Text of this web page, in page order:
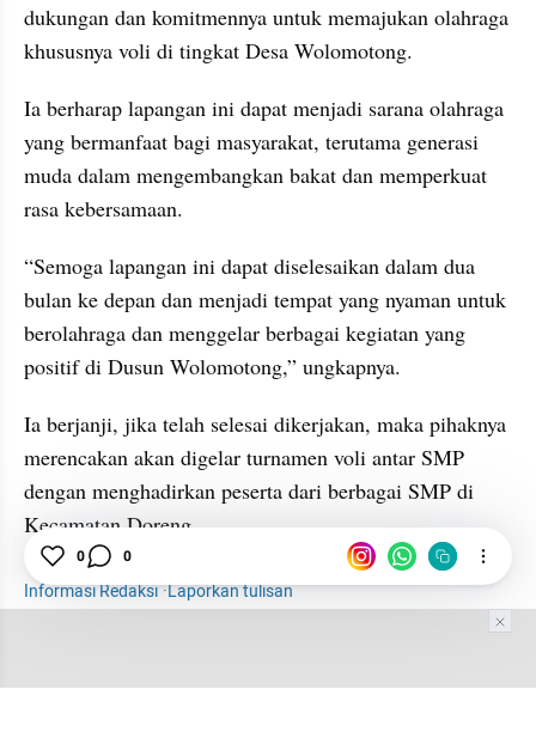
dukungan dan komitmennya untuk memajukan olahraga
khususnya voli di tingkat Desa Wolomotong.
Ia berharap lapangan ini dapat menjadi sarana olahraga
yang bermanfaat bagi masyarakat, terutama generasi
muda dalam mengembangkan bakat dan memperkuat
rasa kebersamaan.
“Semoga lapangan ini dapat diselesaikan dalam dua
bulan ke depan dan menjadi tempat yang nyaman untuk
berolahraga dan menggelar berbagai kegiatan yang
positif di Dusun Wolomotong,” ungkapnya.
Ia berjanji, jika telah selesai dikerjakan, maka pihaknya
merencakan akan digelar turnamen voli antar SMP
dengan menghadirkan peserta dari berbagai SMP di
Kecamatan Doreng.
Informasi Redaksi·Laporkan tulisan
0 0